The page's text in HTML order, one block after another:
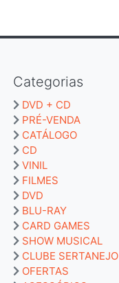
Categorias
DVD + CD
PRÉ-VENDA
CATÁLOGO
CD
VINIL
FILMES
DVD
BLU-RAY
CARD GAMES
SHOW MUSICAL
CLUBE SERTANEJO
OFERTAS